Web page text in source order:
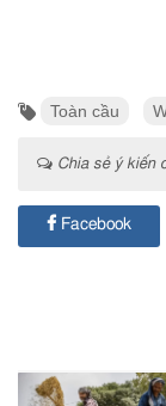
Toàn cầu
Chia sẻ ý kiến
Facebook